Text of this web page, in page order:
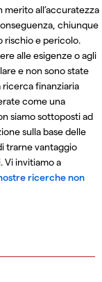
merito all’accuratezza
chiunque
rischio e pericolo.
alle esigenze o agli
e non sono state
ricerca finanziaria
come una
siamo sottoposti ad
sulla base delle
trarne vantaggio
Vi invitiamo a
ricerche non